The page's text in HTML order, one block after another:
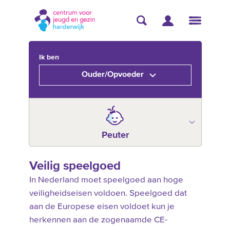
Ik ben
Ouder/Opvoeder
Peuter
Veilig speelgoed
In Nederland moet speelgoed aan hoge
veiligheidseisen voldoen. Speelgoed dat
aan de Europese eisen voldoet kun je
herkennen aan de zogenaamde CE-